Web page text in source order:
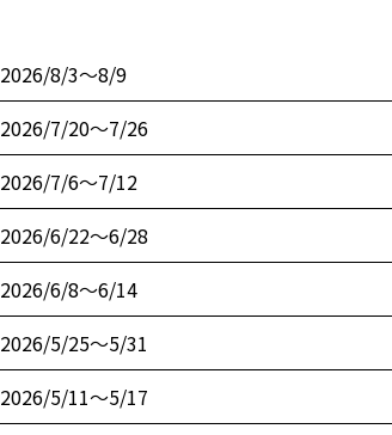
2026/8/3〜8/9
2026/7/20〜7/26
2026/7/6〜7/12
2026/6/22〜6/28
2026/6/8〜6/14
2026/5/25〜5/31
2026/5/11〜5/17